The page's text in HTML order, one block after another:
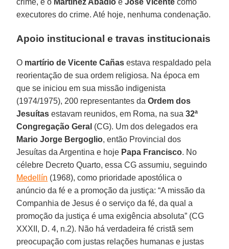
executores do crime. Até hoje, nenhuma condenação.
Apoio institucional e travas institucionais
O martírio de Vicente Cañas estava respaldado pela
reorientação de sua ordem religiosa. Na época em
que se iniciou em sua missão indigenista
(1974/1975), 200 representantes daOrdem dos
Jesuítas estavam reunidos, em Roma, na sua32ª
Congregação Geral (CG). Um dos delegados era
Mario Jorge Bergoglio, então Provincial dos
Jesuítas da Argentina e hoje Papa Francisco. No
célebre Decreto Quarto, essa CG assumiu, seguindo
Medellín (1968), como prioridade apostólica o
anúncio da fé e a promoção da justiça: “A missão da
Companhia de Jesus é o serviço da fé, da qual a
promoção da justiça é uma exigência absoluta” (CG
XXXII, D. 4, n.2). Não há verdadeira fé cristã sem
preocupação com justas relações humanas e justas